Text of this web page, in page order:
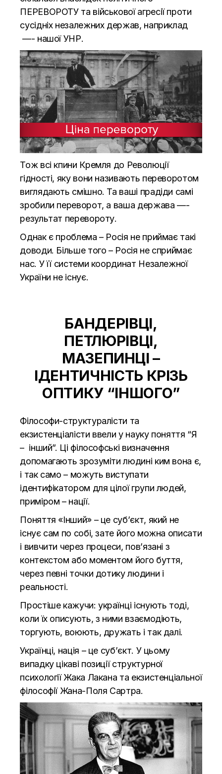
ПЕРЕВОРОТУ та військової агресії проти
сусідніх незалежних держав, наприклад
—- нашої УНР.
Тож всі кпини Кремля до Революції
гідності, яку вони називають переворотом
виглядають смішно. Та ваші прадіди самі
зробили переворот, а ваша держава —-
результат перевороту.
Однак є проблема – Росія не приймає такі
доводи. Більше того – Росія не сприймає
нас. У її системи координат Незалежної
України не існує.
БАНДЕРІВЦІ,
ПЕТЛЮРІВЦІ,
МАЗЕПИНЦІ –
ІДЕНТИЧНІСТЬ КРІЗЬ
ОПТИКУ “ІНШОГО”
Філософи-структуралісти та
екзистенціалісти ввели у науку поняття “Я
– інший”. Ці філософські визначення
допомагають зрозуміти людині ким вона є,
і так само – можуть виступати
ідентифікатором для цілої групи людей,
приміром – нації.
Поняття «Інший» – це суб’єкт, який не
існує сам по собі, зате його можна описати
і вивчити через процеси, пов’язані з
контекстом або моментом його буття,
через певні точки дотику людини і
реальності.
Простіше кажучи: українці існують тоді,
коли їх описують, з ними взаємодіють,
торгують, воюють, дружать і так далі.
Українці, нація – це суб’єкт. У цьому
випадку цікаві позиції структурної
психології Жака Лакана та екзистенціальної
філософії Жана-Поля Сартра.